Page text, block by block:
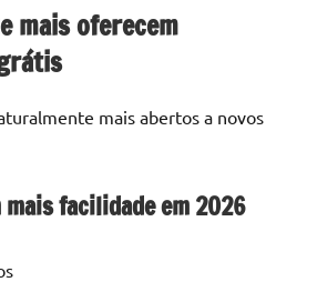
mais oferecem
mais abertos a novos
facilidade em 2026